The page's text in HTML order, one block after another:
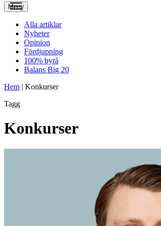
Meny
Alla artiklar
Nyheter
Opinion
Fördjupning
100% byrå
Balans Big 20
Hem | Konkurser
Tagg
Konkurser